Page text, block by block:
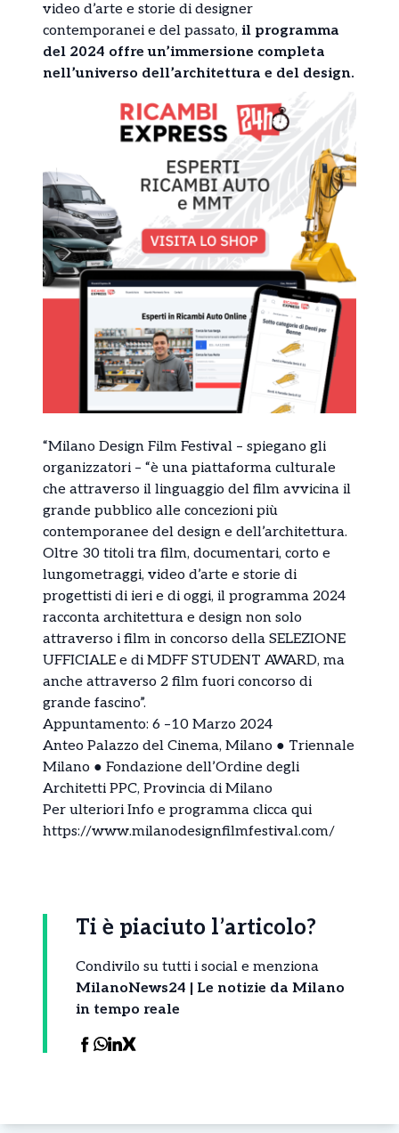
video d’arte e storie di designer
contemporanei e del passato, il programma
del 2024 offre un’immersione completa
nell’universo dell’architettura e del design.
“Milano Design Film Festival – spiegano gli
organizzatori – “è una piattaforma culturale
che attraverso il linguaggio del film avvicina il
grande pubblico alle concezioni più
contemporanee del design e dell’architettura.
Oltre 30 titoli tra film, documentari, corto e
lungometraggi, video d’arte e storie di
progettisti di ieri e di oggi, il programma 2024
racconta architettura e design non solo
attraverso i film in concorso della SELEZIONE
UFFICIALE e di MDFF STUDENT AWARD, ma
anche attraverso 2 film fuori concorso di
grande fascino”.
Appuntamento: 6 –10 Marzo 2024
Anteo Palazzo del Cinema, Milano ● Triennale
Milano ● Fondazione dell’Ordine degli
Architetti PPC, Provincia di Milano
Per ulteriori Info e programma clicca qui
https://www.milanodesignfilmfestival.com/
Ti è piaciuto l’articolo?
Condivilo su tutti i social e menziona
MilanoNews24 | Le notizie da Milano
in tempo reale